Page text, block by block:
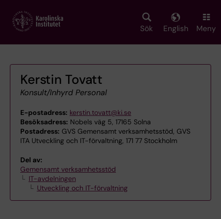
main
Sök English Meny
Kerstin Tovatt
Konsult/Inhyrd Personal
E-postadress: kerstin.tovatt@ki.se
Besöksadress: Nobels väg 5, 17165 Solna
Postadress: GVS Gemensamt verksamhetsstöd, GVS
ITA Utveckling och IT-förvaltning, 171 77 Stockholm
Del av:
Gemensamt verksamhetsstöd
IT-avdelningen
Utveckling och IT-förvaltning